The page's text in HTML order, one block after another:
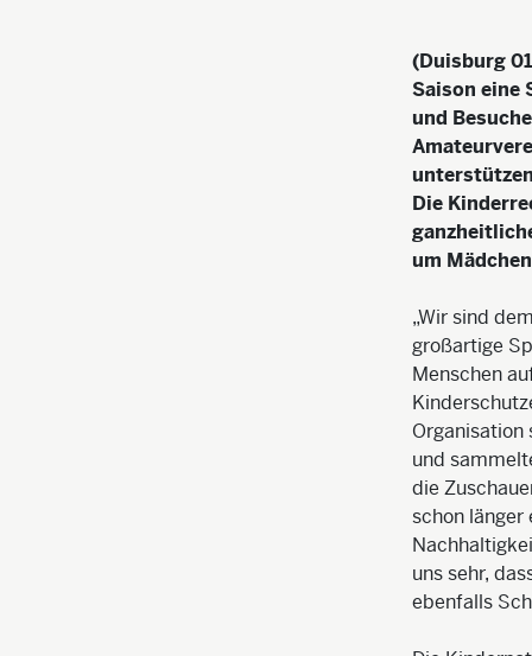
(Duisburg
Saison eine
und
Die
um
„Wir sind
großartige
Menschen
Organisation
und
die
schon länger
uns sehr,
ebenfalls